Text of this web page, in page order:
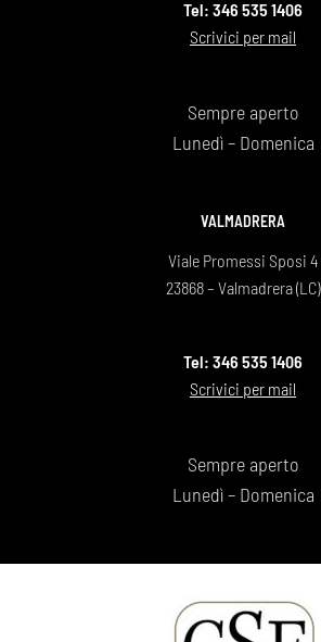
Tel: 346 535 1406
Scrivici per mail
Sempre aperto
Lunedì – Domenica
VALMADRERA
Viale Promessi Sposi 4
23868 – Valmadrera (LC)
Tel: 346 535 1406
Scrivici per mail
Sempre aperto
Lunedì – Domenica